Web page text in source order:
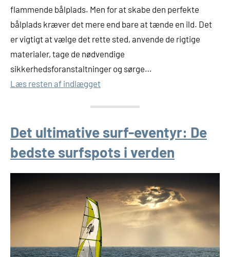
flammende bålplads. Men for at skabe den perfekte
bålplads kræver det mere end bare at tænde en ild. Det
er vigtigt at vælge det rette sted, anvende de rigtige
materialer, tage de nødvendige
sikkerhedsforanstaltninger og sørge…
Læs resten af indlægget
Det ultimative surf-eventyr: De
bedste surfspots i verden